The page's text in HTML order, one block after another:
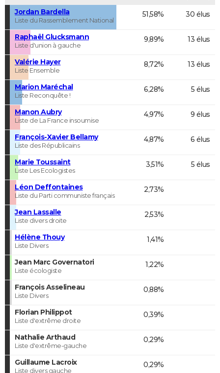
Jordan Bardella
Liste du Rassemblement National
51,58% 30 élus
Raphaël Glucksmann
Liste d'union à gauche
9,89% 13 élus
Valérie Hayer
Liste Ensemble
8,72% 13 élus
Marion Maréchal
Liste Reconquête !
6,28% 5 élus
Manon Aubry
Liste de La France insoumise
4,97% 9 élus
François-Xavier Bellamy
Liste des Républicains
4,87% 6 élus
Marie Toussaint
Liste Les Ecologistes
3,51% 5 élus
Léon Deffontaines
Liste du Parti communiste français
2,73%
Jean Lassalle
Liste divers droite
2,53%
Hélène Thouy
Liste Divers
1,41%
Jean Marc Governatori
Liste écologiste
1,22%
François Asselineau
Liste Divers
0,88%
Florian Philippot
Liste d'extrême droite
0,39%
Nathalie Arthaud
Liste d'extrême-gauche
0,29%
Guillaume Lacroix
Liste divers gauche
0,29%